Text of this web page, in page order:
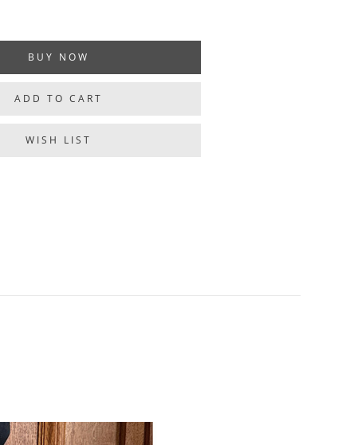
BUY NOW
ADD TO CART
WISH LIST